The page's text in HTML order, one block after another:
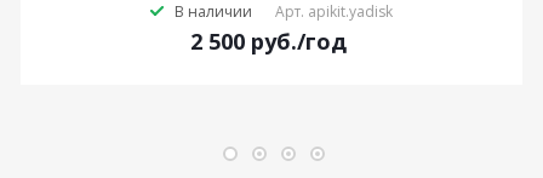
В наличии Арт. apikit.yadisk
2 500 руб./год